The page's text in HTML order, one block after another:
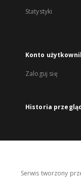
Statystyki
Konto
Zaloguj się
Historia
Serwis tworzony